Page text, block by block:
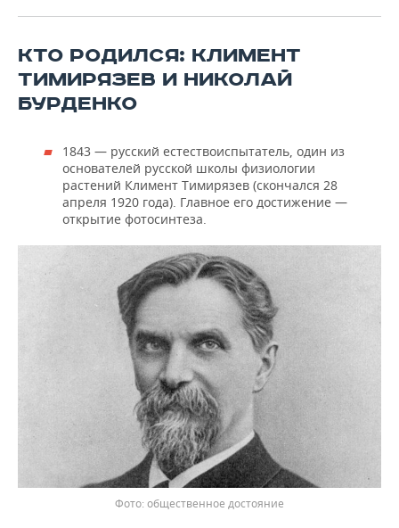
КТО РОДИЛСЯ: КЛИМЕНТ
ТИМИРЯЗЕВ И НИКОЛАЙ
БУРДЕНКО
1843 — русский естествоиспытатель, один из
основателей русской школы физиологии
растений Климент Тимирязев (скончался 28
апреля 1920 года). Главное его достижение —
открытие фотосинтеза.
общественное достояние